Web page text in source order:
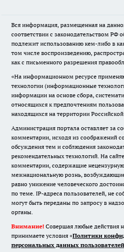
Вся информация, размещенная на
соответствии с законодательством РФ
подлежит использованию кем-либо в
том числе воспроизведению,
как с письменного разрешения
«На информационном ресурсе
технологии (информационные
информации на основе сбора,
относящихся к предпочтениям
находящихся на территории
Администрация портала оставляет за
комментарии, исходя из соображений
обсуждения тем и соблюдения
рекомендательных технологий. На
комментарии, содержащие
межнациональную рознь,
равно унижение человеческого
по теме. IP-адреса пользователей, не
могут быть переданы по запросу в
органы.
Внимание! Совершая любые действия
принимаете условия «Политики
персональных данных пользователей